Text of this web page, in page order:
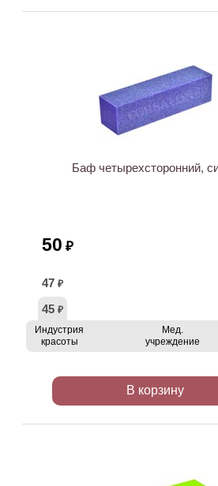
Баф четырехсторонний,
50 ₽
47 ₽
45 ₽
Индустрия
красоты
Мед.
учреждение
В корзину